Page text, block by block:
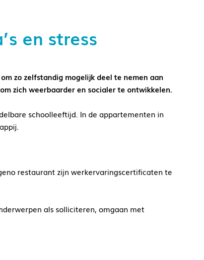
en stress
zo zelfstandig mogelijk deel te nemen aan
zich weerbaarder en socialer te ontwikkelen.
schoolleeftijd. In de appartementen in
restaurant zijn werkervaringscertificaten te
als solliciteren, omgaan met